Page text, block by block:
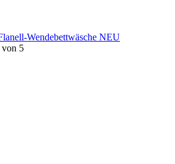
Wendebettwäsche NEU
von 5